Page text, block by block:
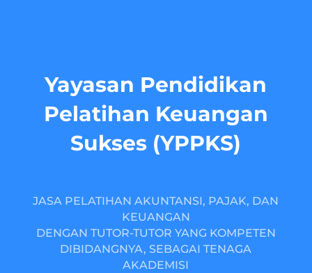
Yayasan Pendidikan
Pelatihan Keuangan
Sukses (YPPKS)
JASA PELATIHAN AKUNTANSI, PAJAK, DAN
KEUANGAN
DENGAN TUTOR-TUTOR YANG KOMPETEN
DIBIDANGNYA, SEBAGAI TENAGA
AKADEMISI